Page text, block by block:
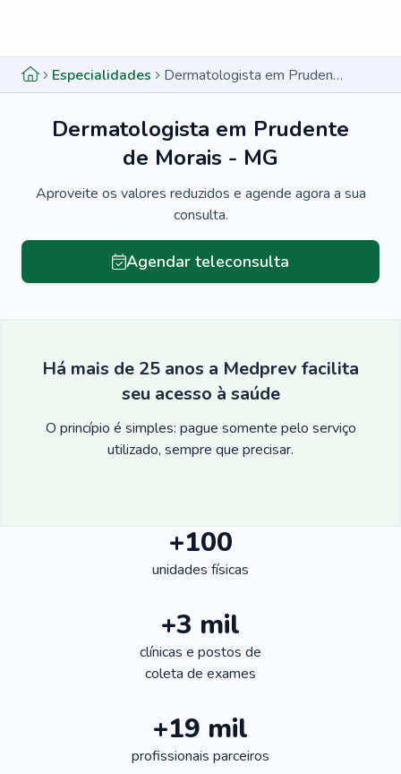
Especialidades Dermatologista em Prudente de Morais - MG
Dermatologista em Prudente
de Morais - MG
Aproveite os valores reduzidos e agende agora a sua
consulta.
Agendar teleconsulta
Há mais de 25 anos a Medprev facilita
seu acesso à saúde
O princípio é simples: pague somente pelo serviço
utilizado, sempre que precisar.
+100
unidades físicas
+3 mil
clínicas e postos de
coleta de exames
+19 mil
profissionais parceiros